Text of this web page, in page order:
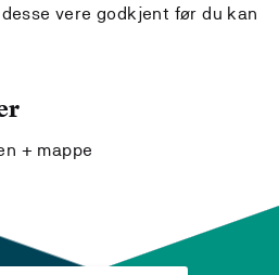
vere godkjent før du kan
+ mappe